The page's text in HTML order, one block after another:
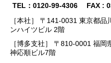
TEL：0120-99-4306 FAX :
［本社］ 〒141-0031 東京都
ンハイツビル 2階
［博多支社］ 〒810-0001 福
神応順ビル7階